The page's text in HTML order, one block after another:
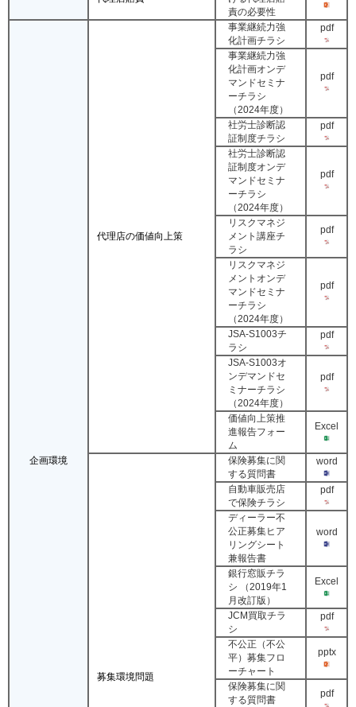
責の必要性
企画環境
代理店の価値向上策
事業継続力強
化計画チラシ
pdf
事業継続力強
化計画オンデ
マンドセミナ
ーチラシ
（2024年度）
pdf
社労士診断認
証制度チラシ
pdf
社労士診断認
証制度オンデ
マンドセミナ
ーチラシ
（2024年度）
pdf
リスクマネジ
メント講座チ
ラシ
pdf
リスクマネジ
メントオンデ
マンドセミナ
ーチラシ
（2024年度）
pdf
JSA-S1003チ
ラシ
pdf
JSA-S1003オ
ンデマンドセ
ミナーチラシ
（2024年度）
pdf
価値向上策推
進報告フォー
ム
Excel
募集環境問題
保険募集に関
する質問書
word
自動車販売店
で保険チラシ
pdf
ディーラー不
公正募集ヒア
リングシート
兼報告書
word
銀行窓販チラ
シ （2019年1
月改訂版）
Excel
JCM買取チラ
シ
pdf
不公正（不公
平）募集フロ
ーチャート
pptx
保険募集に関
する質問書
pdf